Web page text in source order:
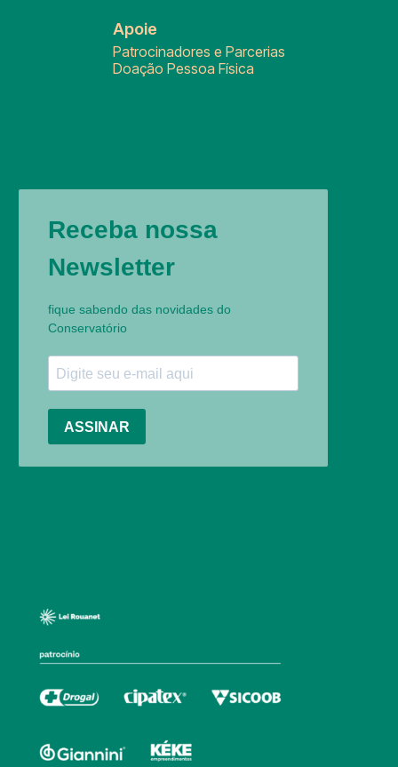
Apoie
Patrocinadores e Parcerias
Doação Pessoa Física